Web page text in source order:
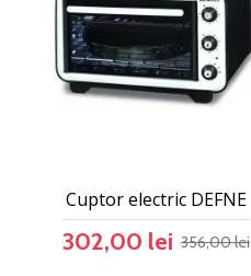
Cuptor electric DEFNE
302,00 lei 356,00 lei